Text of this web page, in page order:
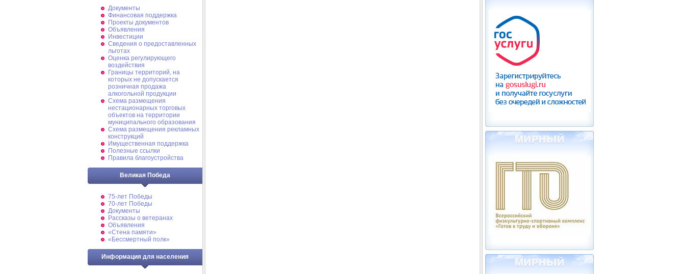
Документы
Финансовая поддержка
Проекты документов
Объявления
Инвестиции
Сведения о предоставленных
льготах
Оценка регулирующего
воздействия
Границы территорий, на
которых не допускается
розничная продажа
алкогольной продукции
Схема размещения
нестационарных торговых
объектов на территории
муниципального образования
Схема размещения рекламных
конструкций
Имущественная поддержка
Полезные ссылки
Правила благоустройства
Великая Победа
75-лет Победы
70-лет Победы
Документы
Рассказы о ветеранах
Объявления
«Стена памяти»
«Бессмертный полк»
Информация для населения